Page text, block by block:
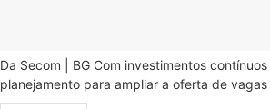
Da Secom | BG Com investimentos
planejamento para ampliar a oferta de